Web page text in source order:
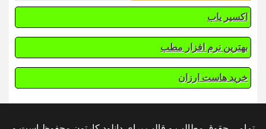
اکسیر یاب
بهترین نرم افزار مطب
خرید هاست ارزان